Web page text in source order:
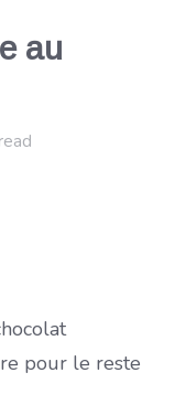
au
pour le reste